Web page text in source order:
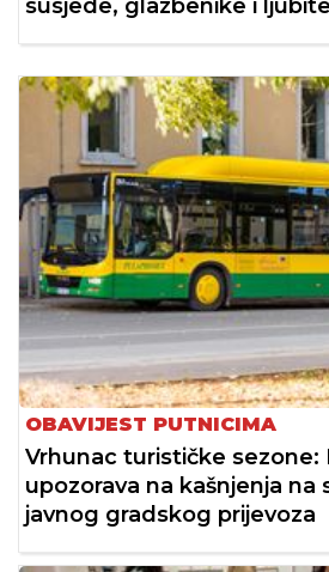
susjede, glazbenike i
OBAVIJEST PUTNICIMA
Vrhunac turističke
upozorava na kašnjenja na
javnog gradskog prijevoza